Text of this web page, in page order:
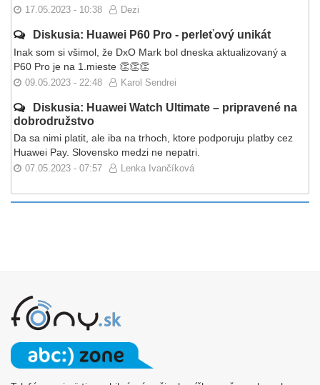
17.05.2023 - 10:38 Dezi
Diskusia: Huawei P60 Pro - perleťový unikát
Inak som si všimol, že DxO Mark bol dneska aktualizovaný a
P60 Pro je na 1.mieste 👏👏👏
09.05.2023 - 22:48 Karol Sendrei
Diskusia: Huawei Watch Ultimate – pripravené na
dobrodružstvo
Da sa nimi platit, ale iba na trhoch, ktore podporuju platby cez
Huawei Pay. Slovensko medzi ne nepatri.
07.05.2023 - 07:57 Lenka Ivančíková